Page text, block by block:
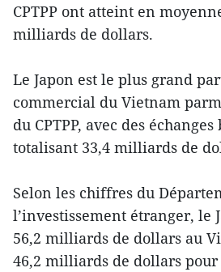
CPTPP ont atteint en
milliards de dollars.
Le Japon est le plus grand
commercial du Vietnam
du CPTPP, avec des
totalisant 33,4 milliards de
Selon les chiffres du
l’investissement étranger, le
56,2 milliards de dollars au
46,2 milliards de dollars pour